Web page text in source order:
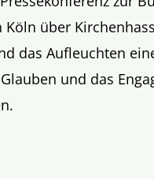
Köln über
das Aufleuchten
und das